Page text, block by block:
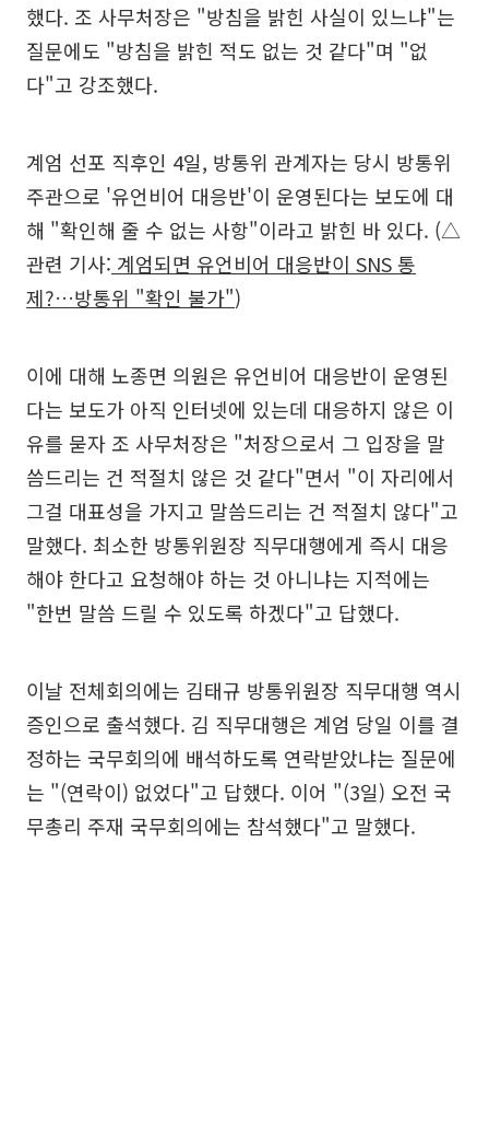
했다. 조 사무처장은 "방침을 밝힌 사실이 있느냐"는
질문에도 "방침을 밝힌 적도 없는 것 같다"며 "없
다"고 강조했다.
계엄 선포 직후인 4일, 방통위 관계자는 당시 방통위
주관으로 '유언비어 대응반'이 운영된다는 보도에 대
해 "확인해 줄 수 없는 사항"이라고 밝힌 바 있다. (△
관련 기사: 계엄되면 유언비어 대응반이 SNS 통
제?…방통위 "확인 불가")
이에 대해 노종면 의원은 유언비어 대응반이 운영된
다는 보도가 아직 인터넷에 있는데 대응하지 않은 이
유를 묻자 조 사무처장은 "처장으로서 그 입장을 말
씀드리는 건 적절치 않은 것 같다"면서 "이 자리에서
그걸 대표성을 가지고 말씀드리는 건 적절치 않다"고
말했다. 최소한 방통위원장 직무대행에게 즉시 대응
해야 한다고 요청해야 하는 것 아니냐는 지적에는
"한번 말씀 드릴 수 있도록 하겠다"고 답했다.
이날 전체회의에는 김태규 방통위원장 직무대행 역시
증인으로 출석했다. 김 직무대행은 계엄 당일 이를 결
정하는 국무회의에 배석하도록 연락받았냐는 질문에
는 "(연락이) 없었다"고 답했다. 이어 "(3일) 오전 국
무총리 주재 국무회의에는 참석했다"고 말했다.